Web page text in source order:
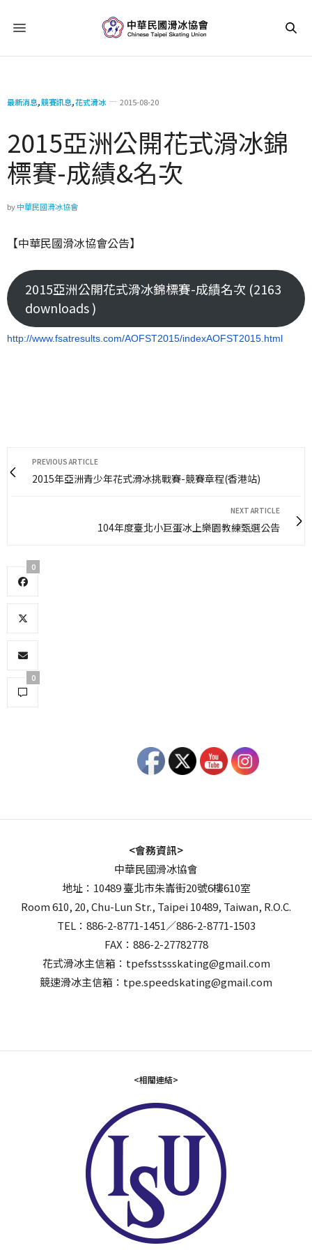
最新消息,競賽訊息,花式滑冰 2015-08-20
2015亞洲公開花式滑冰錦
標賽-成績&名次
by中華民國滑冰協會
【中華民國滑冰協會公告】
2015亞洲公開花式滑冰錦標賽-成績名次 (2163
downloads )
http://www.fsatresults.com/AOFST2015/indexAOFST2015.html
PREVIOUS ARTICLE
2015年亞洲青少年花式滑冰挑戰賽-競賽章程(香港站)
NEXT ARTICLE
104年度臺北小巨蛋冰上樂園教練甄選公告
0
0
<會務資訊>
中華民國滑冰協會
地址：10489 臺北市朱崙街20號6樓610室
Room 610, 20, Chu-Lun Str., Taipei 10489, Taiwan, R.O.C.
TEL：886-2-8771-1451／886-2-8771-1503
FAX：886-2-27782778
花式滑冰主信箱：tpefsstssskating@gmail.com
競速滑冰主信箱：tpe.speedskating@gmail.com
<相關連結>